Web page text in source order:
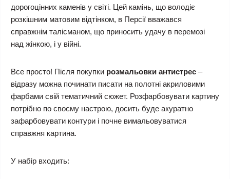
дорогоцінних каменів у світі. Цей камінь, що володіє
розкішним матовим відтінком, в Персії вважався
справжнім талісманом, що приносить удачу в перемозі
над жінкою, і у війні.
Все просто! Після покупки розмальовки антистрес –
відразу можна починати писати на полотні акриловими
фарбами свій тематичний сюжет. Розфарбовувати картину
потрібно по своєму настрою, досить буде акуратно
зафарбовувати контури і почне вимальовуватися
справжня картина.
У набір входить: